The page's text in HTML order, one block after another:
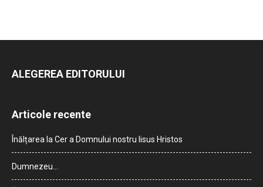
ALEGEREA EDITORULUI
Articole recente
Înălțarea la Cer a Domnului nostru Iisus Hristos
Dumnezeu…